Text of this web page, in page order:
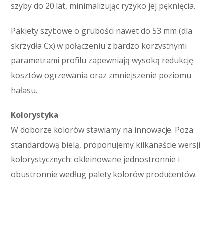
szyby do 20 lat, minimalizując ryzyko jej pęknięcia.
Pakiety szybowe o grubości nawet do 53 mm (dla
skrzydła Cx) w połączeniu z bardzo korzystnymi
parametrami profilu zapewniają wysoką redukcję
kosztów ogrzewania oraz zmniejszenie poziomu
hałasu.
Kolorystyka
W doborze kolorów stawiamy na innowacje. Poza
standardową bielą, proponujemy kilkanaście wersji
kolorystycznych: okleinowane jednostronnie i
obustronnie według palety kolorów producentów.